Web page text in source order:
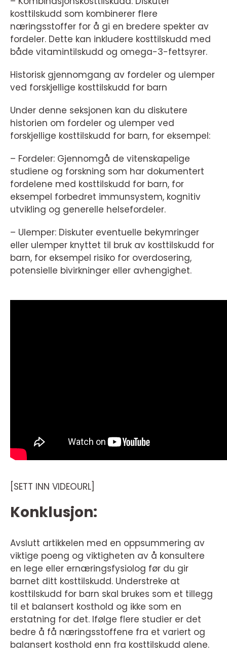
kosttilskudd som kombinerer flere
næringsstoffer for å gi en bredere spekter av
fordeler. Dette kan inkludere kosttilskudd med
både vitamintilskudd og omega-3-fettsyrer.
Historisk gjennomgang av fordeler og ulemper
ved forskjellige kosttilskudd for barn
Under denne seksjonen kan du diskutere
historien om fordeler og ulemper ved
forskjellige kosttilskudd for barn, for eksempel:
– Fordeler: Gjennomgå de vitenskapelige
studiene og forskning som har dokumentert
fordelene med kosttilskudd for barn, for
eksempel forbedret immunsystem, kognitiv
utvikling og generelle helsefordeler.
– Ulemper: Diskuter eventuelle bekymringer
eller ulemper knyttet til bruk av kosttilskudd for
barn, for eksempel risiko for overdosering,
potensielle bivirkninger eller avhengighet.
[SETT INN VIDEOURL]
Konklusjon:
Avslutt artikkelen med en oppsummering av
viktige poeng og viktigheten av å konsultere
en lege eller ernæringsfysiolog før du gir
barnet ditt kosttilskudd. Understreke at
kosttilskudd for barn skal brukes som et tillegg
til et balansert kosthold og ikke som en
erstatning for det. Ifølge flere studier er det
bedre å få næringsstoffene fra et variert og
balansert kosthold enn fra kosttilskudd alene.